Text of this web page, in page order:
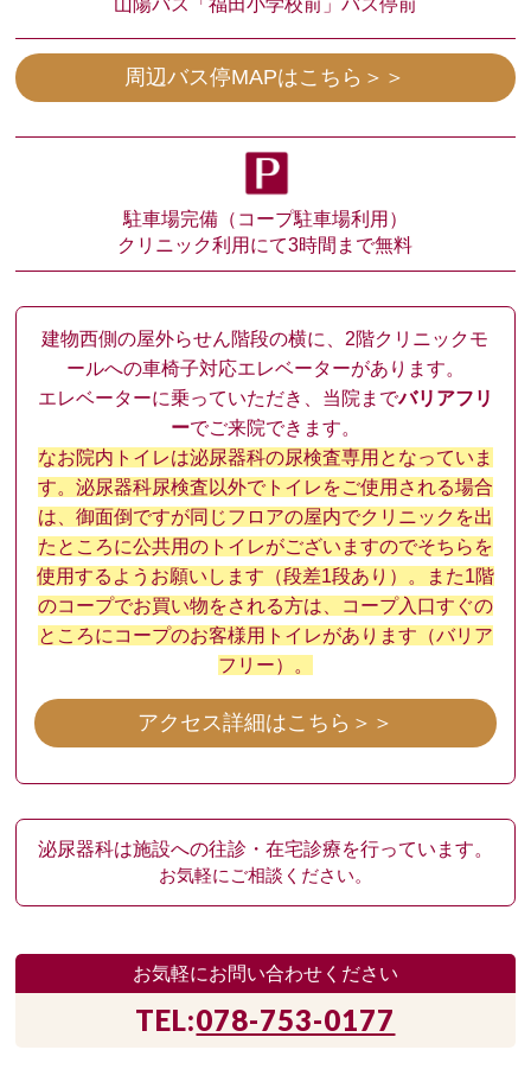
山陽バス 「福田小学校前」バス停前
周辺バス停MAPはこちら＞＞
駐車場完備（コープ駐車場利用）
クリニック利用にて3時間まで無料
建物西側の屋外らせん階段の横に、2階クリニックモ
ールへの車椅子対応エレベーターがあります。
エレベーターに乗っていただき、当院までバリアフリ
ーでご来院できます。
なお院内トイレは泌尿器科の尿検査専用となっていま
す。泌尿器科尿検査以外でトイレをご使用される場合
は、御面倒ですが同じフロアの屋内でクリニックを出
たところに公共用のトイレがございますのでそちらを
使用するようお願いします（段差1段あり）。また1階
のコープでお買い物をされる方は、コープ入口すぐの
ところにコープのお客様用トイレがあります（バリア
フリー）。
アクセス詳細はこちら＞＞
泌尿器科は施設への往診・在宅診療を行っています。
お気軽にご相談ください。
お気軽にお問い合わせください
TEL:078-753-0177